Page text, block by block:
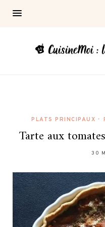
PLATS PRINCIPAUX •
Tarte aux
30